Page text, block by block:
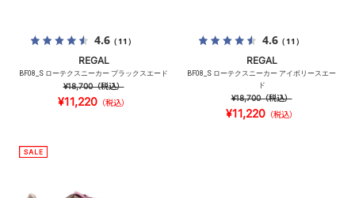
4.6（11）
REGAL
BF08_S ローテクスニーカー ブラックスエード
¥18,700（税込）
¥11,220 （税込）
4.6（11）
REGAL
BF08_S ローテクスニーカー アイボリースエー
ド
¥18,700（税込）
¥11,220 （税込）